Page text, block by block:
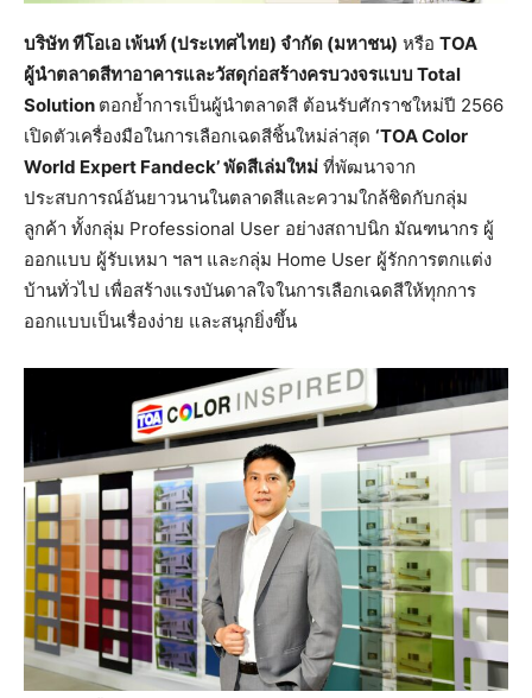
บริษัท ทีโอเอ เพ้นท์ (ประเทศไทย) จำกัด (มหาชน) หรือ TOA
ผู้นำตลาดสีทาอาคารและวัสดุก่อสร้างครบวงจรแบบ Total
Solution ตอกย้ำการเป็นผู้นำตลาดสี ต้อนรับศักราชใหม่ปี 2566
เปิดตัวเครื่องมือในการเลือกเฉดสีชิ้นใหม่ล่าสุด ‘TOA Color
World Expert Fandeck’ พัดสีเล่มใหม่ ที่พัฒนาจาก
ประสบการณ์อันยาวนานในตลาดสีและความใกล้ชิดกับกลุ่ม
ลูกค้า ทั้งกลุ่ม Professional User อย่างสถาปนิก มัณฑนากร ผู้
ออกแบบ ผู้รับเหมา ฯลฯ และกลุ่ม Home User ผู้รักการตกแต่ง
บ้านทั่วไป เพื่อสร้างแรงบันดาลใจในการเลือกเฉดสีให้ทุกการ
ออกแบบเป็นเรื่องง่าย และสนุกยิ่งขึ้น